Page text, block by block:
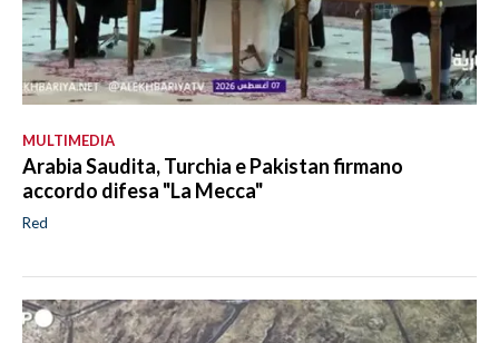
MULTIMEDIA
Arabia Saudita, Turchia e Pakistan firmano
accordo difesa "La Mecca"
Red